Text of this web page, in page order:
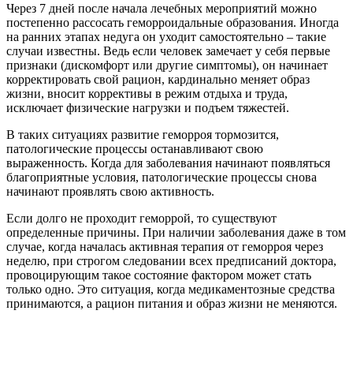
Через 7 дней после начала лечебных мероприятий можно
постепенно рассосать геморроидальные образования. Иногда
на ранних этапах недуга он уходит самостоятельно – такие
случаи известны. Ведь если человек замечает у себя первые
признаки (дискомфорт или другие симптомы), он начинает
корректировать свой рацион, кардинально меняет образ
жизни, вносит коррективы в режим отдыха и труда,
исключает физические нагрузки и подъем тяжестей.
В таких ситуациях развитие геморроя тормозится,
патологические процессы останавливают свою
выраженность. Когда для заболевания начинают появляться
благоприятные условия, патологические процессы снова
начинают проявлять свою активность.
Если долго не проходит геморрой, то существуют
определенные причины. При наличии заболевания даже в том
случае, когда началась активная терапия от геморроя через
неделю, при строгом следовании всех предписаний доктора,
провоцирующим такое состояние фактором может стать
только одно. Это ситуация, когда медикаментозные средства
принимаются, а рацион питания и образ жизни не меняются.